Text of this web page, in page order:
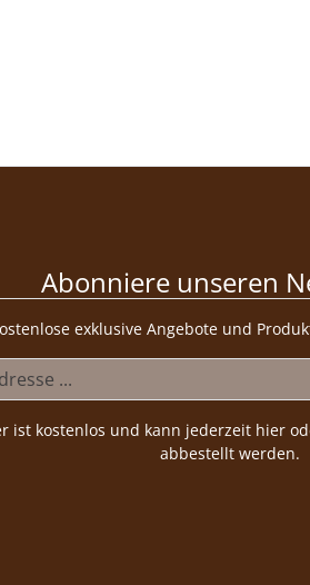
Abonniere unseren
exklusive Angebote und
ist kostenlos und kann jederzeit hier
abbestellt werden.